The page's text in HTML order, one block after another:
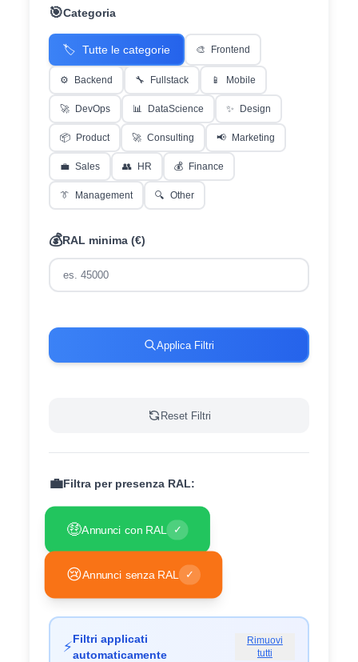
🎯Categoria
🏷️ Tutte le categorie 🎨 Frontend
⚙️ Backend 🔧 Fullstack 📱 Mobile
🚀 DevOps 📊 DataScience ✨ Design
📦 Product 🚀 Consulting 📢 Marketing
💼 Sales 👥 HR 💰 Finance
👔 Management 🔍 Other
💰RAL minima (€)
Applica Filtri
Reset Filtri
💼Filtra per presenza RAL:
🤑Annunci con RAL ✓
😢Annunci senza RAL ✓
⚡Filtri applicati
automaticamente
Rimuovi
tutti